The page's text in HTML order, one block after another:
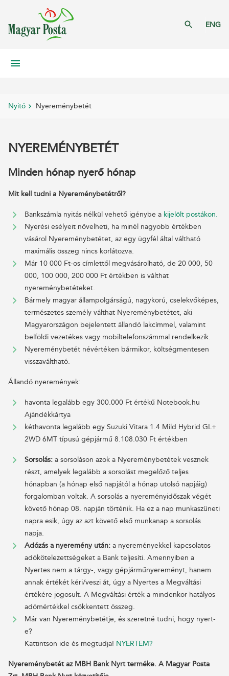
ENG
Nyitó Nyereménybetét
NYEREMÉNYBETÉT
Minden hónap nyerő hónap
Mit kell tudni a Nyereménybetétről?
Bankszámla nyitás nélkül vehető igénybe a kijelölt postákon.
Nyerési esélyeit növelheti, ha minél nagyobb értékben
vásárol Nyereménybetétet, az egy ügyfél által váltható
maximális összeg nincs korlátozva.
Már 10 000 Ft-os címlettől megvásárolható, de 20 000, 50
000, 100 000, 200 000 Ft értékben is válthat
nyereménybetéteket.
Bármely magyar állampolgárságú, nagykorú, cselekvőképes,
természetes személy válthat Nyereménybetétet, aki
Magyarországon bejelentett állandó lakcímmel, valamint
belföldi vezetékes vagy mobiltelefonszámmal rendelkezik.
Nyereménybetét névértéken bármikor, költségmentesen
visszaváltható.
Állandó nyeremények:
havonta legalább egy 300.000 Ft értékű Notebook.hu
Ajándékkártya
kéthavonta legalább egy Suzuki Vitara 1.4 Mild Hybrid GL+
2WD 6MT típusú gépjármű 8.108.030 Ft értékben
Sorsolás: a sorsoláson azok a Nyereménybetétek vesznek
részt, amelyek legalább a sorsolást megelőző teljes
hónapban (a hónap első napjától a hónap utolsó napjáig)
forgalomban voltak. A sorsolás a nyereményidőszak végét
követő hónap 08. napján történik. Ha ez a nap munkaszüneti
napra esik, úgy az azt követő első munkanap a sorsolás
napja.
Adózás a nyeremény után: a nyereményekkel kapcsolatos
adókötelezettségeket a Bank teljesíti. Amennyiben a
Nyertes nem a tárgy-, vagy gépjárműnyereményt, hanem
annak értékét kéri/veszi át, úgy a Nyertes a Megváltási
értékére jogosult. A Megváltási érték a mindenkor hatályos
adómértékkel csökkentett összeg.
Már van Nyereménybetétje, és szeretné tudni, hogy nyert-
e?
Kattintson ide és megtudja! NYERTEM?
Nyereménybetét az MBH Bank Nyrt terméke. A Magyar Posta